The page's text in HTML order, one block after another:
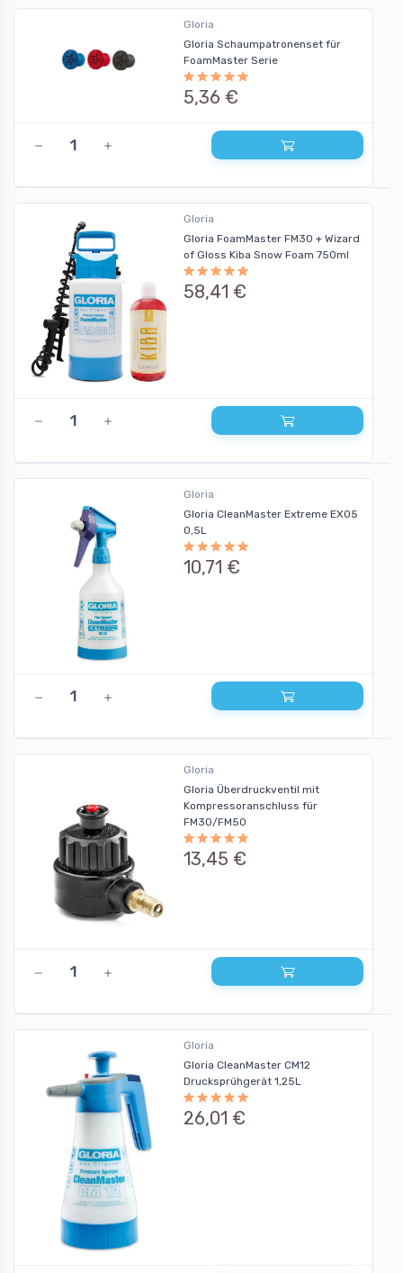
Gloria
Gloria Schaumpatronenset für
FoamMaster Serie
5,36 €
Gloria
Gloria FoamMaster FM30 + Wizard
of Gloss Kiba Snow Foam 750ml
58,41 €
Gloria
Gloria CleanMaster Extreme EX05
0,5L
10,71 €
Gloria
Gloria Überdruckventil mit
Kompressoranschluss für
FM30/FM50
13,45 €
Gloria
Gloria CleanMaster CM12
Drucksprühgerät 1,25L
26,01 €